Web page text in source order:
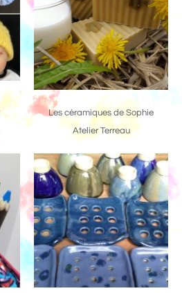
Les céramiques de Sophie
Atelier Terreau